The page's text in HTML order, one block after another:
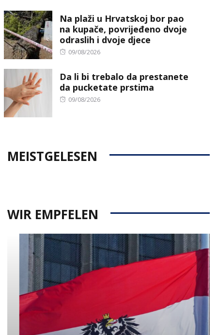
Na plaži u Hrvatskoj bor pao
na kupače, povrijeđeno dvoje
odraslih i dvoje djece
Posted
09/08/2026
Da li bi trebalo da prestanete
da pucketate prstima
Posted
09/08/2026
MEISTGELESEN
WIR EMPFELEN